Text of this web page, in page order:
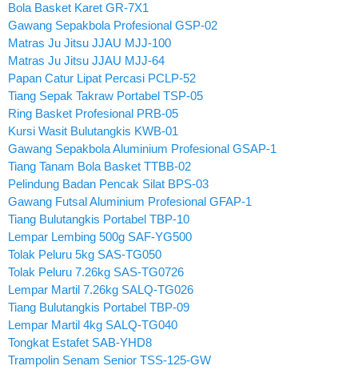
Bola Basket Karet GR-7X1
Gawang Sepakbola Profesional GSP-02
Matras Ju Jitsu JJAU MJJ-100
Matras Ju Jitsu JJAU MJJ-64
Papan Catur Lipat Percasi PCLP-52
Tiang Sepak Takraw Portabel TSP-05
Ring Basket Profesional PRB-05
Kursi Wasit Bulutangkis KWB-01
Gawang Sepakbola Aluminium Profesional GSAP-1
Tiang Tanam Bola Basket TTBB-02
Pelindung Badan Pencak Silat BPS-03
Gawang Futsal Aluminium Profesional GFAP-1
Tiang Bulutangkis Portabel TBP-10
Lempar Lembing 500g SAF-YG500
Tolak Peluru 5kg SAS-TG050
Tolak Peluru 7.26kg SAS-TG0726
Lempar Martil 7.26kg SALQ-TG026
Tiang Bulutangkis Portabel TBP-09
Lempar Martil 4kg SALQ-TG040
Tongkat Estafet SAB-YHD8
Trampolin Senam Senior TSS-125-GW